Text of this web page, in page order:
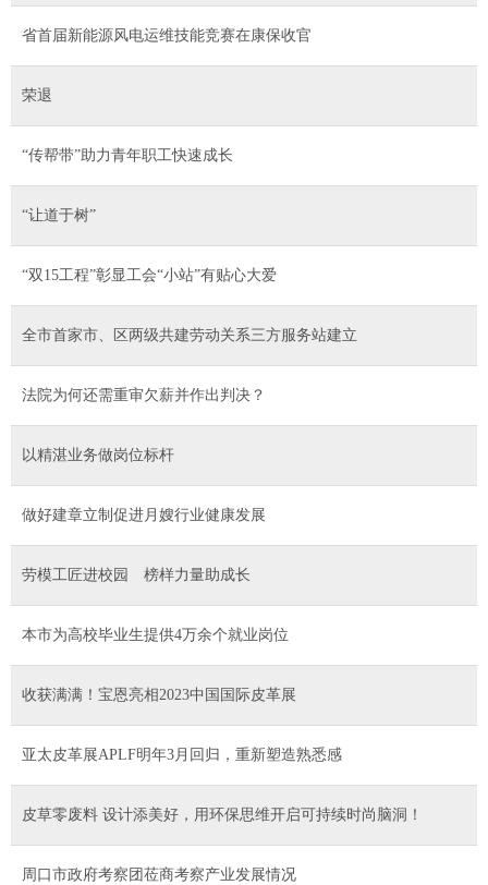
省首届新能源风电运维技能竞赛在康保收官
荣退
“传帮带”助力青年职工快速成长
“让道于树”
“双15工程”彰显工会“小站”有贴心大爱
全市首家市、区两级共建劳动关系三方服务站建立
法院为何还需重审欠薪并作出判决？
以精湛业务做岗位标杆
做好建章立制促进月嫂行业健康发展
劳模工匠进校园 榜样力量助成长
本市为高校毕业生提供4万余个就业岗位
收获满满！宝恩亮相2023中国国际皮革展
亚太皮革展APLF明年3月回归，重新塑造熟悉感
皮草零废料 设计添美好，用环保思维开启可持续时尚脑洞！
周口市政府考察团莅商考察产业发展情况